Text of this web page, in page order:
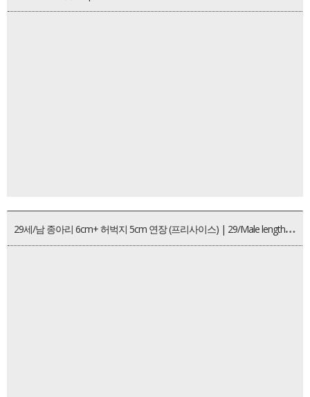
2
9세/남 종아리 6cm+ 허벅지 5cm 연장 (프리사이스) | 29/Male lengthening 6cm tibia + 5cm femur (PRECICE)